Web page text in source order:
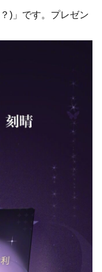
)」です。プレゼン